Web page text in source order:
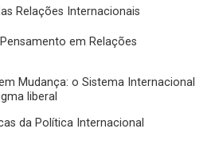
Relações Internacionais
em Relações
Mudança: o Sistema Internacional
liberal
da Política Internacional